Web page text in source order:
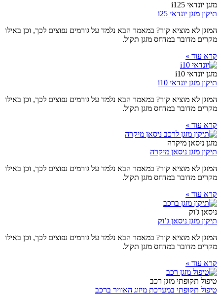
מזגן יונדאי i125
תיקון מזגן יונדאי i25
המזגן לא מוציא קור? במאמר הבא נלמד על גורמים נפוצים לכך, וכן באילו
מקרים מדובר במדחס מזגן תקול.
קרא עוד »
מזגן יונדאי i10
תיקון מזגן יונדאי i10
המזגן לא מוציא קור? במאמר הבא נלמד על גורמים נפוצים לכך, וכן באילו
מקרים מדובר במדחס מזגן תקול.
קרא עוד »
מזגן ניסאן מיקרה
תיקון מזגן ניסאן מיקרה
המזגן לא מוציא קור? במאמר הבא נלמד על גורמים נפוצים לכך, וכן באילו
מקרים מדובר במדחס מזגן תקול.
קרא עוד »
ניסאן ג'וק
תיקון מזגן ניסאן ג’וק
המזגן לא מוציא קור? במאמר הבא נלמד על גורמים נפוצים לכך, וכן באילו
מקרים מדובר במדחס מזגן תקול.
קרא עוד »
טיפול תקופתי מזגן רכב
טיפול תקופתי במערכת מיזוג האוויר ברכב